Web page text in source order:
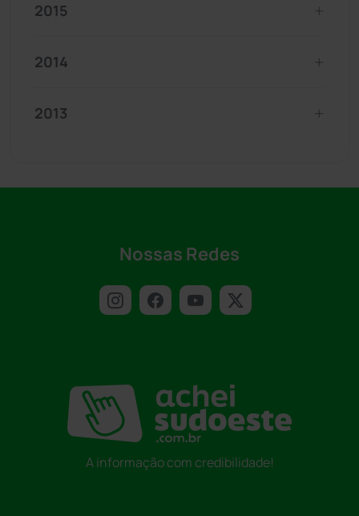
2015
2014
2013
Nossas Redes
A informação com credibilidade!